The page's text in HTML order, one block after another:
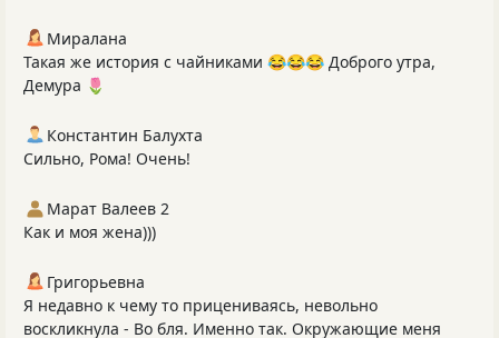
Миралана
Такая же история с чайниками 😂😂😂 Доброго утра,
Демура 🌷
Константин Балухта
Сильно, Рома! Очень!
Марат Валеев 2
Как и моя жена)))
Григорьевна
Я недавно к чему то прицениваясь, невольно
воскликнула - Во бля. Именно так. Окружающие меня